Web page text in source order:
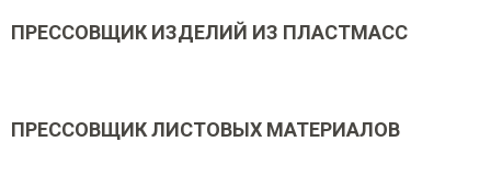
ПРЕССОВЩИК ИЗДЕЛИЙ ИЗ ПЛАСТМАСС
ПРЕССОВЩИК ЛИСТОВЫХ МАТЕРИАЛОВ